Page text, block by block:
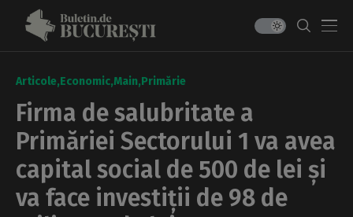
Articole Economic Main Primărie
Firma de salubritate a
Primăriei Sectorului 1 va avea
capital social de 500 de lei și
va face investiții de 98 de